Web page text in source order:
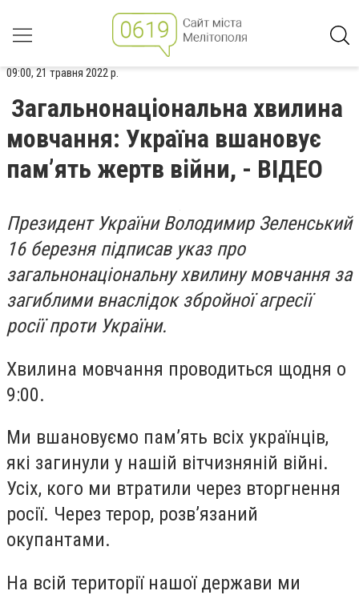
09:00, 21 травня 2022 р.
Загальнонаціональна хвилина
мовчання: Україна вшановує
пам’ять жертв війни, - ВІДЕО
Президент України Володимир Зеленський
16 березня підписав указ про
загальнонаціональну хвилину мовчання за
загиблими внаслідок збройної агресії
росії проти України.
Хвилина мовчання проводиться щодня о
9:00.
Ми вшановуємо памʼять всіх українців,
які загинули у нашій вітчизняній війні.
Усіх, кого ми втратили через вторгнення
росії. Через терор, розвʼязаний
окупантами.
На всій території нашої держави ми